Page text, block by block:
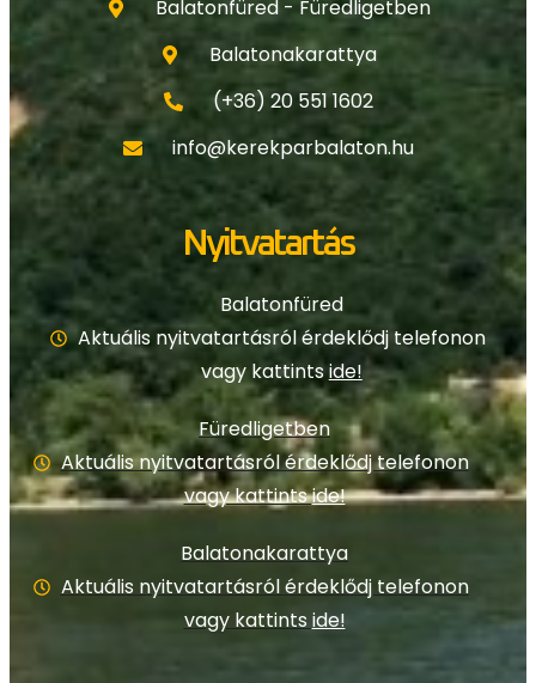
Balatonfüred - Füredligetben
Balatonakarattya
(+36) 20 551 1602
info@kerekparbalaton.hu
Nyitvatartás
Balatonfüred
Aktuális nyitvatartásról érdeklődj telefonon
vagy kattintside!
Füredligetben
Aktuális nyitvatartásról érdeklődj telefonon
vagy kattintside!
Balatonakarattya
Aktuális nyitvatartásról érdeklődj telefonon
vagy kattintside!